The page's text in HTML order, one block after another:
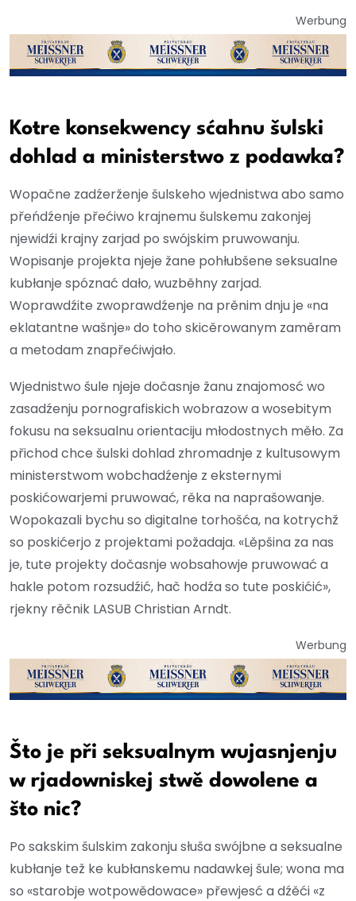
Werbung
Kotre konsekwency sćahnu šulski
dohlad a ministerstwo z podawka?
Wopačne zadźerženje šulskeho wjednistwa abo samo
přeńdźenje přećiwo krajnemu šulskemu zakonjej
njewidźi krajny zarjad po swójskim pruwowanju.
Wopisanje projekta njeje žane pohłubšene seksualne
kubłanje spóznać dało, wuzběhny zarjad.
Woprawdźite zwoprawdźenje na prěnim dnju je «na
eklatantne wašnje» do toho skicěrowanym zaměram
a metodam znapřećiwjało.
Wjednistwo šule njeje dočasnje žanu znajomosć wo
zasadźenju pornografiskich wobrazow a wosebitym
fokusu na seksualnu orientaciju młodostnych měło. Za
přichod chce šulski dohlad zhromadnje z kultusowym
ministerstwom wobchadźenje z eksternymi
poskićowarjemi pruwować, rěka na naprašowanje.
Wopokazali bychu so digitalne torhošća, na kotrychž
so poskićerjo z projektami požadaja. «Lěpšina za nas
je, tute projekty dočasnje wobsahowje pruwować a
hakle potom rozsudźić, hač hodźa so tute poskićić»,
rjekny rěčnik LASUB Christian Arndt.
Werbung
Što je při seksualnym wujasnjenju
w rjadowniskej stwě dowolene a
što nic?
Po sakskim šulskim zakonju słuša swójbne a seksualne
kubłanje tež ke kubłanskemu nadawkej šule; wona ma
so «starobje wotpowědowace» přewjesć a dźěći «z